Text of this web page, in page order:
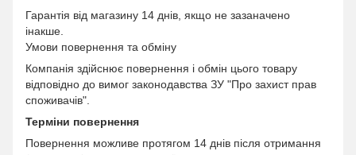
Гарантія від магазину 14 днів, якщо не зазаначено
інакше.
Умови повернення та обміну
Компанія здійснює повернення і обмін цього товару
відповідно до вимог законодавства ЗУ "Про захист прав
споживачів".
Терміни повернення
Повернення можливе протягом 14 днів після отримання